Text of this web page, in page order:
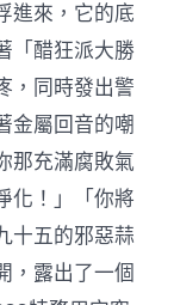
進來，它的底
「醋狂派大勝
，同時發出警
金屬回音的嘲
那充滿腐敗氣
化！」「你將
十五的邪惡蒜
，露出了一個